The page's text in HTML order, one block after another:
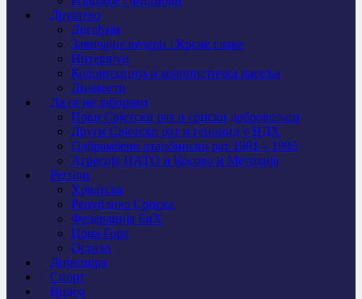
Друштво
Догађаји
Завичајне вечери / Крсне славе
Интервјуи
Колонизација и колонистичка насеља
Личности
Да се не заборави
Први Свјeтски рат и српски добровољци
Други Свјетски рат и геноцид у НДХ
Одбрамбено отаџбински рат 1991 – 1995
Агресија НАТО и Косово и Метохија
Регион
Хрватска
Република Српска
Федерација БиХ
Црна Гора
Остало
Дијаспора
Спорт
Видео